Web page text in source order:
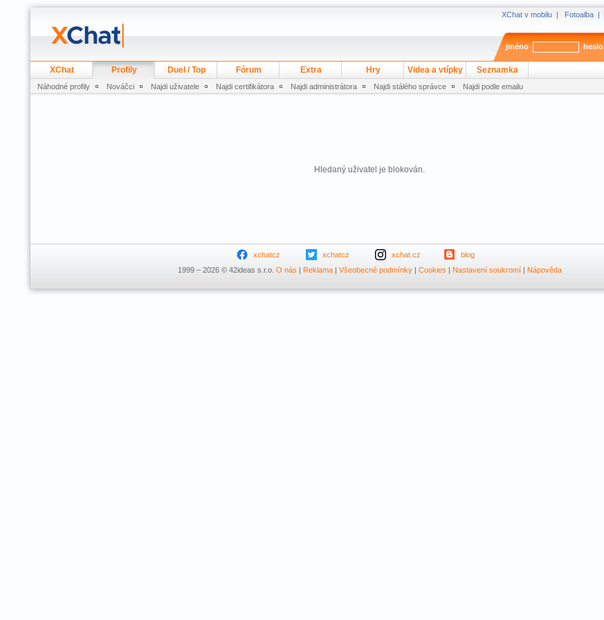
XChat v mobilu | Fotoalba |
jméno heslo
XChat Profily Duel / Top Fórum Extra Hry Videa a vtípky Seznamka
Náhodné profily Nováčci Najdi uživatele Najdi certifikátora Najdi administrátora Najdi stálého správce Najdi podle emailu
Hledaný uživatel je blokován.
xchatcz xchatcz xchat.cz
blog
1999 – 2026 © 42ideas s.r.o. O nás | Reklama| Všeobecné podmínky| Cookies | Nastavení soukromí| Nápověda